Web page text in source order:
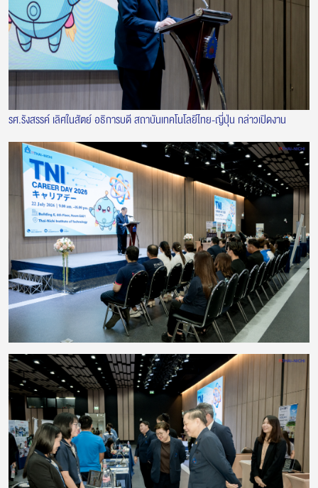
รศ.รังสรรค์ เลิศในสัตย์ อธิการบดี สถาบันเทคโนโลยีไทย-ญี่ปุ่น กล่าวเปิดงาน